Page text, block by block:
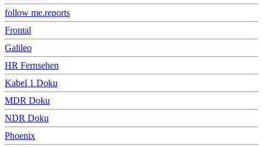
follow me.reports
Frontal
Galileo
HR Fernsehen
Kabel 1 Doku
MDR Doku
NDR Doku
Phoenix